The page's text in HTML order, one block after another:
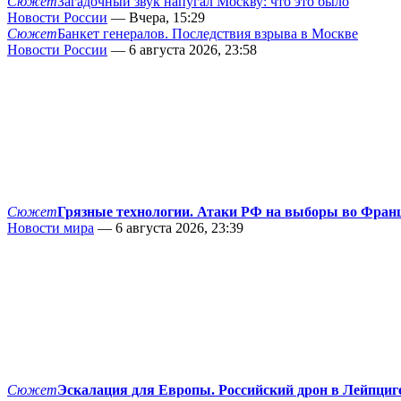
Новости России — Вчера, 15:29
СюжетБанкет генералов. Последствия взрыва в Москве
Новости России — 6 августа 2026, 23:58
СюжетГрязные технологии. Атаки РФ на выборы во
Новости мира — 6 августа 2026, 23:39
СюжетЭскалация для Европы. Российский дрон в